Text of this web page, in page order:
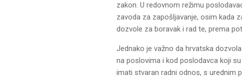
zakon. U redovnom režimu
zavoda za zapošljavanje, osim kada
dozvole za boravak i rad te, prema
Jednako je važno da hrvatska
na poslovima i kod poslodavca koji
imati stvaran radni odnos, s urednim